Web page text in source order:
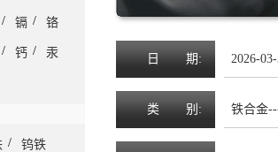
/ 镉 / 铬
/ 钙 / 汞
/ 钨铁
日 期: 2026-
类 别: 铁合金